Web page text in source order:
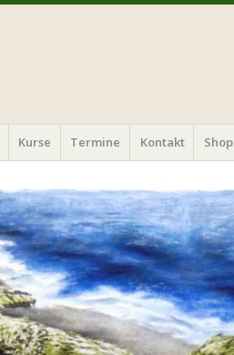
Kurse Termine Kontakt Shop